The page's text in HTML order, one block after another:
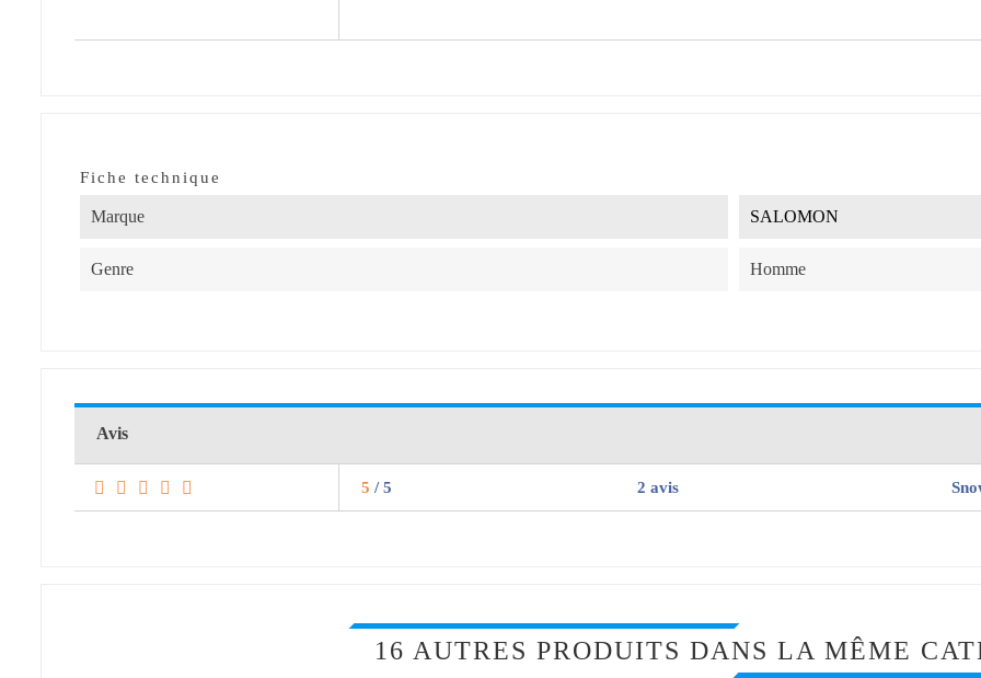
Fiche technique
Marque SALOMON
Genre Homme
Avis
5 / 5 2 avis
16 AUTRES PRODUITS DANS LA MÊME